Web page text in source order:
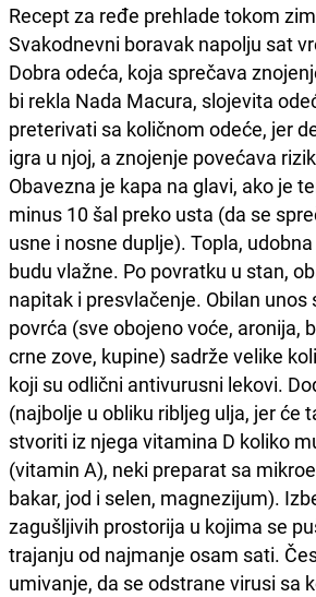
Recept za ređe prehlade tokom
Svakodnevni boravak napolju sat
Dobra odeća, koja sprečava
bi rekla Nada Macura, slojevita
preterivati sa količnom odeće, jer
igra u njoj, a znojenje povećava
Obavezna je kapa na glavi, ako je
minus 10 šal preko usta (da se
usne i nosne duplje). Topla,
budu vlažne. Po povratku u stan,
napitak i presvlačenje. Obilan unos
povrća (sve obojeno voće, aronija,
crne zove, kupine) sadrže velike
koji su odlični antivurusni lekovi.
(najbolje u obliku ribljeg ulja, jer će
stvoriti iz njega vitamina D koliko
(vitamin A), neki preparat sa
bakar, jod i selen, magnezijum).
zagušljivih prostorija u kojima se
trajanju od najmanje osam sati.
umivanje, da se odstrane virusi sa